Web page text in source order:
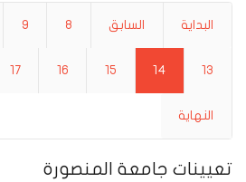
البداية السابق 8
9
13
14
15
16
17
النهاية
تعيينات جامعة المنصورة